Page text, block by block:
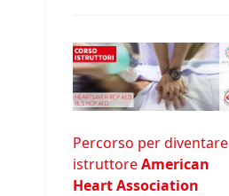
Percorso per diventare
istruttoreAmerican
Heart Association